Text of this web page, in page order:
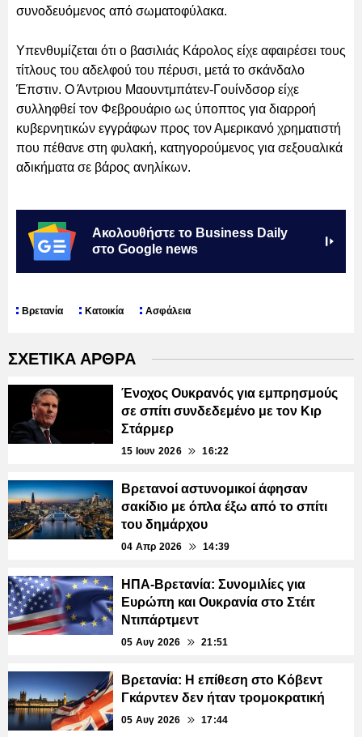
συνοδευόμενος από σωματοφύλακα.
Υπενθυμίζεται ότι ο βασιλιάς Κάρολος είχε αφαιρέσει τους
τίτλους του αδελφού του πέρυσι, μετά το σκάνδαλο
Έπστιν. Ο Άντριου Μαουντμπάτεν-Γουίνδσορ είχε
συλληφθεί τον Φεβρουάριο ως ύποπτος για διαρροή
κυβερνητικών εγγράφων προς τον Αμερικανό χρηματιστή
που πέθανε στη φυλακή, κατηγορούμενος για σεξουαλικά
αδικήματα σε βάρος ανηλίκων.
Ακολουθήστε το Business Daily
στο Google news
Βρετανία Κατοικία Ασφάλεια
ΣΧΕΤΙΚΑ ΑΡΘΡΑ
Ένοχος Ουκρανός για εμπρησμούς
σε σπίτι συνδεδεμένο με τον Κιρ
Στάρμερ
15 Ιουν 2026 16:22
Βρετανοί αστυνομικοί άφησαν
σακίδιο με όπλα έξω από το σπίτι
του δημάρχου
04 Απρ 2026 14:39
ΗΠΑ-Βρετανία: Συνομιλίες για
Ευρώπη και Ουκρανία στο Στέιτ
Ντιπάρτμεντ
05 Αυγ 2026 21:51
Βρετανία: Η επίθεση στο Κόβεντ
Γκάρντεν δεν ήταν τρομοκρατική
05 Αυγ 2026 17:44